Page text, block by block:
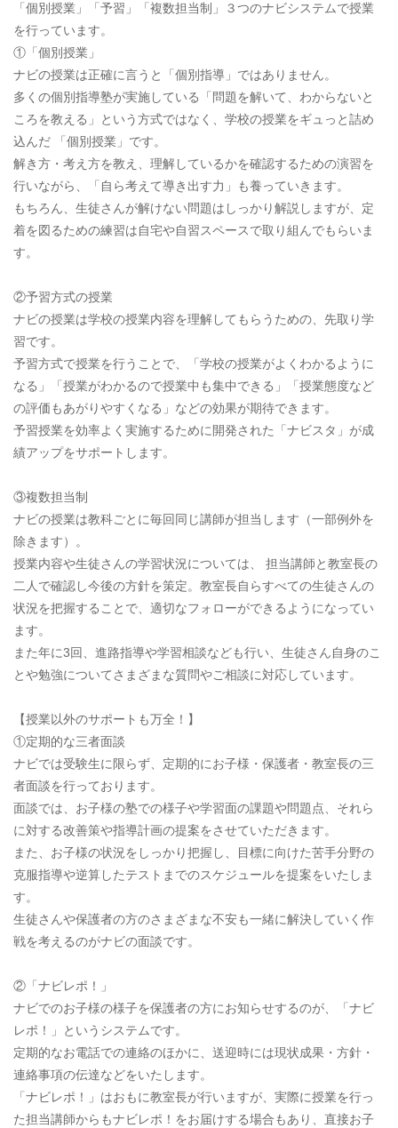
「個別授業」「予習」「複数担当制」３つのナビシステムで授業
を行っています。
①「個別授業」
ナビの授業は正確に言うと「個別指導」ではありません。
多くの個別指導塾が実施している「問題を解いて、わからないと
ころを教える」という方式ではなく、学校の授業をギュっと詰め
込んだ 「個別授業」です。
解き方・考え方を教え、理解しているかを確認するための演習を
行いながら、「自ら考えて導き出す力」も養っていきます。
もちろん、生徒さんが解けない問題はしっかり解説しますが、定
着を図るための練習は自宅や自習スペースで取り組んでもらいま
す。
②予習方式の授業
ナビの授業は学校の授業内容を理解してもらうための、先取り学
習です。
予習方式で授業を行うことで、「学校の授業がよくわかるように
なる」「授業がわかるので授業中も集中できる」「授業態度など
の評価もあがりやすくなる」などの効果が期待できます。
予習授業を効率よく実施するために開発された「ナビスタ」が成
績アップをサポートします。
③複数担当制
ナビの授業は教科ごとに毎回同じ講師が担当します（一部例外を
除きます）。
授業内容や生徒さんの学習状況については、 担当講師と教室長の
二人で確認し今後の方針を策定。教室長自らすべての生徒さんの
状況を把握することで、適切なフォローができるようになってい
ます。
また年に3回、進路指導や学習相談なども行い、生徒さん自身のこ
とや勉強についてさまざまな質問やご相談に対応しています。
【授業以外のサポートも万全！】
①定期的な三者面談
ナビでは受験生に限らず、定期的にお子様・保護者・教室長の三
者面談を行っております。
面談では、お子様の塾での様子や学習面の課題や問題点、それら
に対する改善策や指導計画の提案をさせていただきます。
また、お子様の状況をしっかり把握し、目標に向けた苦手分野の
克服指導や逆算したテストまでのスケジュールを提案をいたしま
す。
生徒さんや保護者の方のさまざまな不安も一緒に解決していく作
戦を考えるのがナビの面談です。
②「ナビレポ！」
ナビでのお子様の様子を保護者の方にお知らせするのが、「ナビ
レポ！」というシステムです。
定期的なお電話での連絡のほかに、送迎時には現状成果・方針・
連絡事項の伝達などをいたします。
「ナビレポ！」はおもに教室長が行いますが、実際に授業を行っ
た担当講師からもナビレポ！をお届けする場合もあり、直接お子